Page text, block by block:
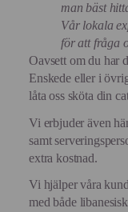
man bäst
Vår lokala
för att fråga
Oavsett om du har
Enskede eller i
låta oss sköta din
Vi erbjuder även
samt
extra kostnad.
Vi hjälper våra
med både